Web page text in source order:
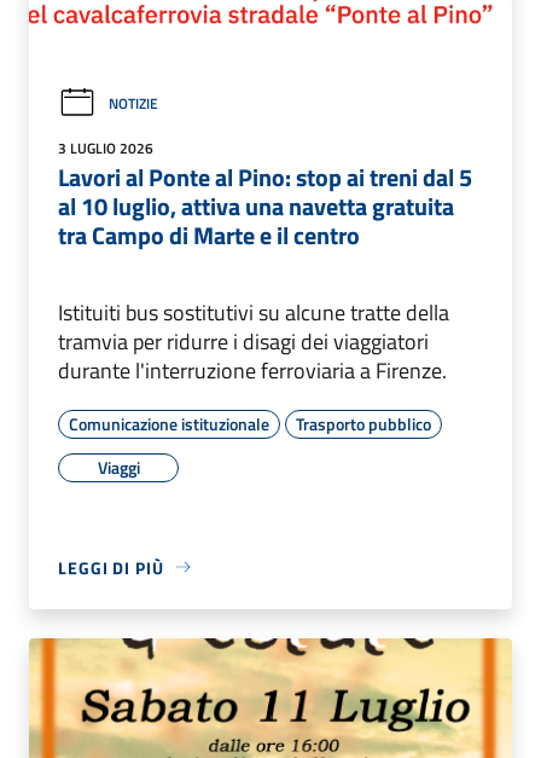
NOTIZIE
3 LUGLIO 2026
Lavori al Ponte al Pino: stop ai treni dal 5
al 10 luglio, attiva una navetta gratuita
tra Campo di Marte e il centro
Istituiti bus sostitutivi su alcune tratte della
tramvia per ridurre i disagi dei viaggiatori
durante l'interruzione ferroviaria a Firenze.
Comunicazione istituzionale
Trasporto pubblico
Viaggi
LEGGI DI PIÙ